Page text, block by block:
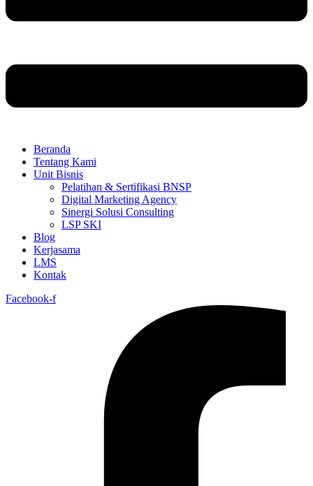
Beranda
Tentang Kami
Unit Bisnis
Pelatihan & Sertifikasi BNSP
Digital Marketing Agency
Sinergi Solusi Consulting
LSP SKI
Blog
Kerjasama
LMS
Kontak
Facebook-f